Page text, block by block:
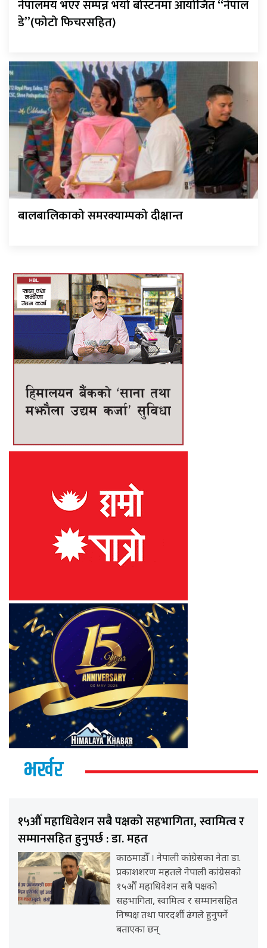
नेपालमय भएर सम्पन्न भयो बोस्टनमा आयोजित “नेपाल
डे”(फोटो फिचरसहित)
बालबालिकाको समरक्याम्पको दीक्षान्त
भर्खर
१५औँ महाधिवेशन सबै पक्षको सहभागिता, स्वामित्व र
सम्मानसहित हुनुपर्छ : डा. महत
काठमाडौँ । नेपाली कांग्रेसका नेता डा.
प्रकाशशरण महतले नेपाली कांग्रेसको
१५औँ महाधिवेशन सबै पक्षको
सहभागिता, स्वामित्व र सम्मानसहित
निष्पक्ष तथा पारदर्शी ढंगले हुनुपर्ने
बताएका छन्